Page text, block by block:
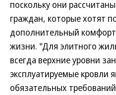
поскольку они
граждан, которые хотят
дополнительный
жизни. "Для элитного
всегда верхние уровни
эксплуатируемые кровли
обязательных